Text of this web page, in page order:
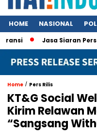
HOME NASIONAL
Jasa Siaran Pers
Home / Pers Rilis
KT&G Social
Kirim Relawan
“Sangsang